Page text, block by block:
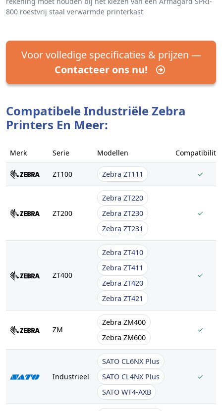
800 roestvrij staal verwarmde printerkast
Voor volledige specificaties & prijzen —
Contacteer ons nu!
Compatibele Industriële Zebra
Printers En Meer:
Merk Serie Modellen
ZT100 Zebra ZT111 ✓
ZT200
Zebra ZT220
Zebra ZT230
Zebra ZT231
✓
ZT400
Zebra ZT410
Zebra ZT411
Zebra ZT420
Zebra ZT421
✓
ZM
Zebra ZM400
Zebra ZM600
✓
Industrieel
SATO CL6NX Plus
SATO CL4NX Plus
SATO WT4-AXB
✓